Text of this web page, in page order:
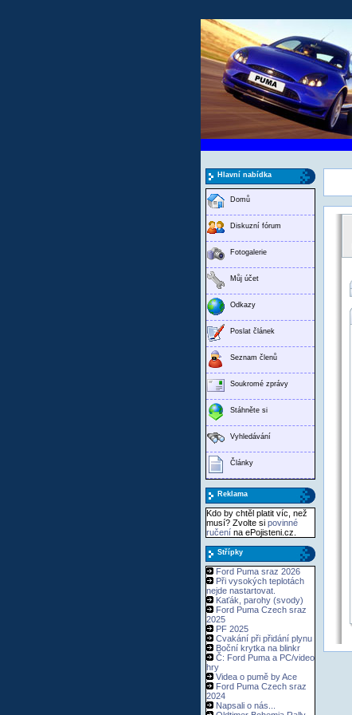
Hlavní nabídka
Domů
Diskuzní fórum
Fotogalerie
Můj účet
Odkazy
Poslat článek
Seznam členů
Soukromé zprávy
Stáhněte si
Vyhledávání
Články
Reklama
Kdo by chtěl platit víc, než
musí? Zvolte si povinné
ručení na ePojisteni.cz.
Střípky
Ford Puma sraz 2026
Při vysokých teplotách
nejde nastartovat.
Kaťák, parohy (svody)
Ford Puma Czech sraz
2025
PF 2025
Cvakání při přidání plynu
Boční krytka na blinkr
Č: Ford Puma a PC/video
hry
Videa o pumě by Ace
Ford Puma Czech sraz
2024
Napsali o nás...